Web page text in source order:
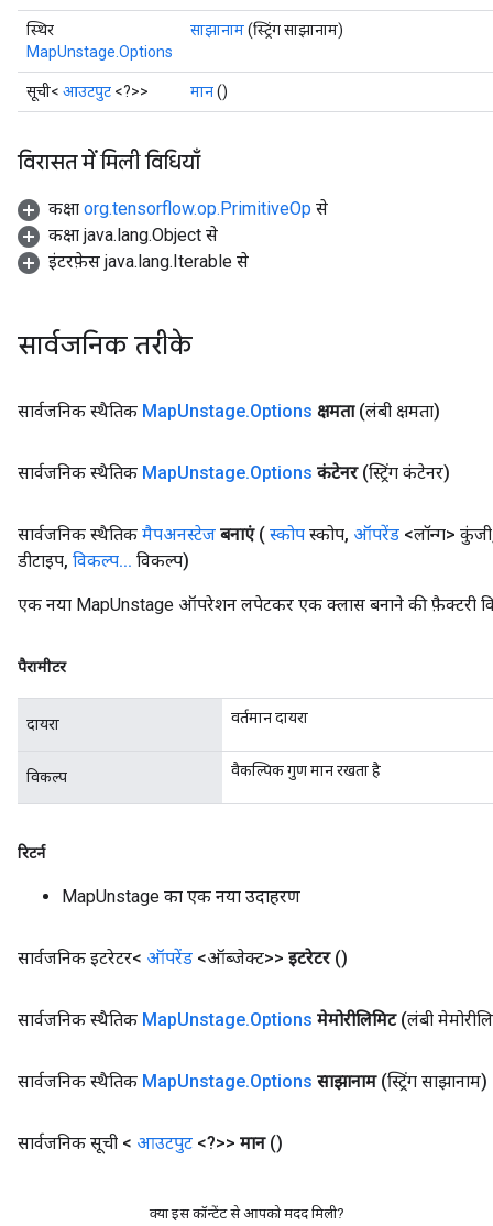
स्थिर
MapUnstage.Options
साझानाम(स्ट्रिंग साझानाम)
सूची< आउटपुट <?>> मान()
विरासत में मिली विधियाँ
कक्षा org.tensorflow.op.PrimitiveOp से
कक्षा java.lang.Object से
इंटरफ़ेस java.lang.Iterable से
सार्वजनिक तरीके
सार्वजनिक स्थैतिक MapUnstage.Options क्षमता (लंबी क्षमता)
सार्वजनिक स्थैतिक MapUnstage.Options कंटेनर (स्ट्रिंग कंटेनर)
सार्वजनिक स्थैतिक मैपअनस्टेज बनाएं ( स्कोप स्कोप, ऑपरेंड <लॉन्ग> कुंजी
डीटाइप, विकल्प... विकल्प)
एक नया MapUnstage ऑपरेशन लपेटकर एक क्लास बनाने की फ़ैक्टरी
पैरामीटर
दायरा वर्तमान दायरा
विकल्प वैकल्पिक गुण मान रखता है
रिटर्न
MapUnstage का एक नया उदाहरण
सार्वजनिक इटरेटर< ऑपरेंड <ऑब्जेक्ट>> इटरेटर ()
सार्वजनिक स्थैतिक MapUnstage.Options मेमोरीलिमिट (लंबी
सार्वजनिक स्थैतिक MapUnstage.Options साझानाम (स्ट्रिंग साझानाम)
सार्वजनिक सूची < आउटपुट <?>> मान ()
क्या इस कॉन्टेंट से आपको मदद मिली?